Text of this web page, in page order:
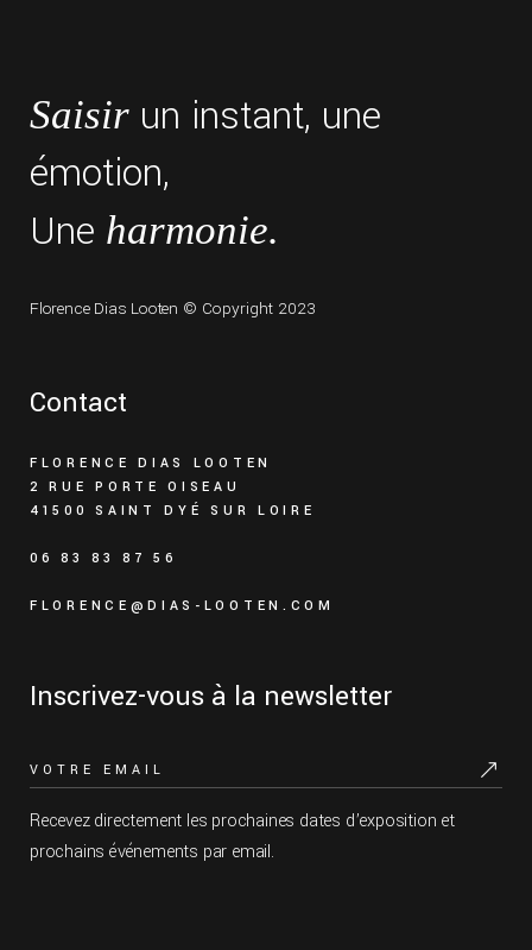
Saisir un instant, une
émotion,
Une harmonie.
Florence Dias Looten © Copyright 2023
Contact
FLORENCE DIAS LOOTEN
2 RUE PORTE OISEAU
41500 SAINT DYÉ SUR LOIRE
06 83 83 87 56
FLORENCE@DIAS-LOOTEN.COM
Inscrivez-vous à la newsletter
Recevez directement les prochaines dates d’exposition et
prochains événements par email.